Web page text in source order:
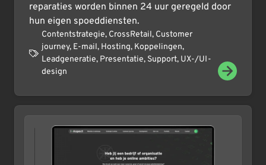
reparaties worden binnen 24 uur geregeld door
hun eigen spoeddiensten.
Contentstrategie, CrossRetail, Customer
journey, E-mail, Hosting, Koppelingen,
Leadgeneratie, Presentatie, Support, UX-/UI-
design